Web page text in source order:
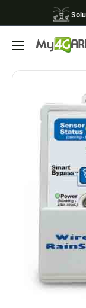
al
contenutoMy4garden